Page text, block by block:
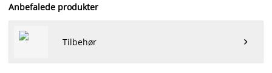
Anbefalede produkter
Tilbehør 